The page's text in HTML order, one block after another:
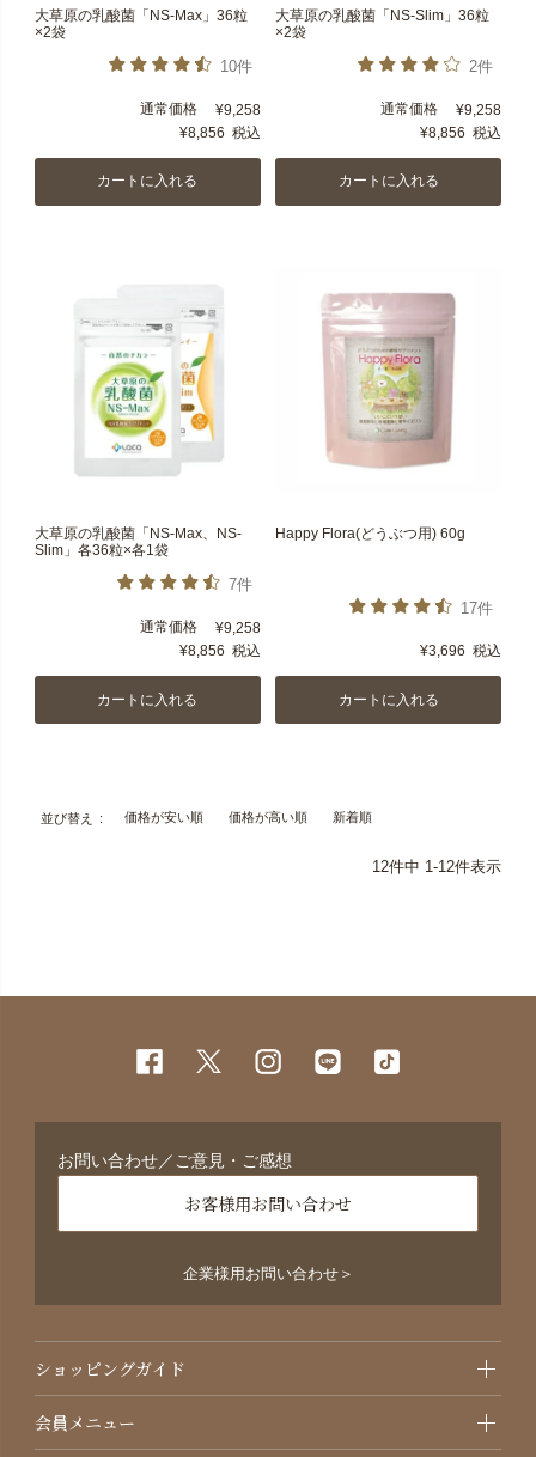
大草原の乳酸菌「NS-Max」36粒
×2袋
10件
通常価格 ¥9,258
¥8,856 税込
カートに入れる
大草原の乳酸菌「NS-Slim」36粒
×2袋
2件
通常価格 ¥9,258
¥8,856 税込
カートに入れる
大草原の乳酸菌「NS-Max、NS-
Slim」各36粒×各1袋
7件
通常価格 ¥9,258
¥8,856 税込
カートに入れる
Happy Flora(どうぶつ用) 60g
17件
¥3,696 税込
カートに入れる
並び替え 価格が安い順 価格が高い順 新着順
12件中 1-12件表示
お問い合わせ／ご意見・ご感想
お客様用お問い合わせ
企業様用お問い合わせ＞
ショッピングガイド
会員メニュー